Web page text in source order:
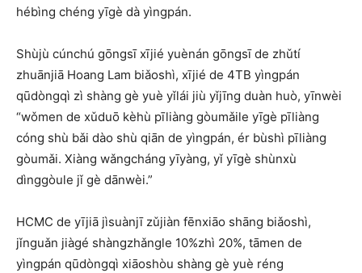
hébìng chéng yīgè dà yìngpán.
Shùjù cúnchú gōngsī xījié yuènán gōngsī de zhǔtí
zhuānjiā Hoang Lam biǎoshì, xījié de 4TB yìngpán
qūdòngqì zì shàng gè yuè yǐlái jiù yǐjīng duàn huò, yīnwèi
“wǒmen de xǔduō kèhù pīliàng gòumǎile yīgè pīliàng
cóng shù bǎi dào shù qiān de yìngpán, ér bùshì pīliàng
gòumǎi. Xiàng wǎngcháng yīyàng, yǐ yīgè shùnxù
dìnggòule jǐ gè dānwèi.”
HCMC de yījiā jìsuànjī zǔjiàn fēnxiāo shāng biǎoshì,
jǐnguǎn jiàgé shàngzhǎngle 10%zhì 20%, tāmen de
yìngpán qūdòngqì xiāoshòu shàng gè yuè réng